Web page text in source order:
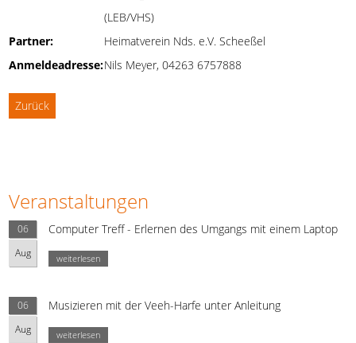
(LEB/VHS)
Partner:
Heimatverein Nds. e.V. Scheeßel
Anmeldeadresse:Nils Meyer, 04263 6757888
Zurück
Veranstaltungen
06
Aug
Computer Treff - Erlernen des Umgangs mit einem Laptop
weiterlesen
06
Aug
Musizieren mit der Veeh-Harfe unter Anleitung
weiterlesen